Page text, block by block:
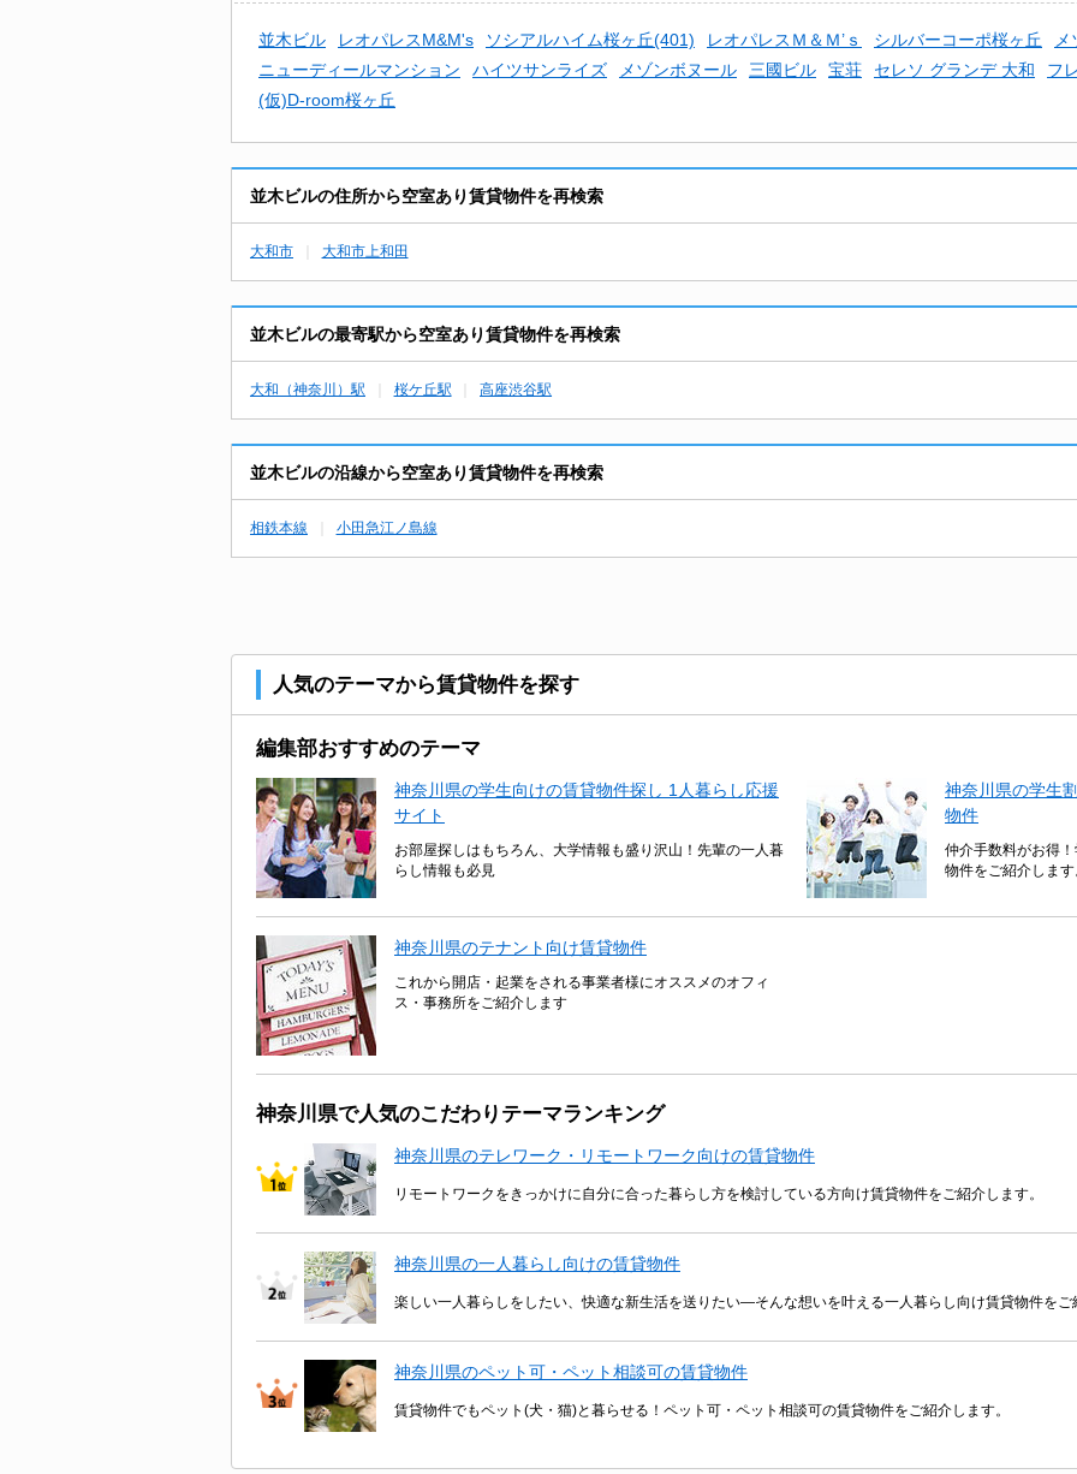
並木ビル レオパレスM&M's ソシアルハイム桜ヶ丘(401) レオパレスＭ＆Ｍ’ｓ シルバーコーポ桜ヶ丘
ニューディールマンション
ハイツサンライズ メゾンボヌール 三國ビル 宝荘 セレソ グランデ 大和
フ
(仮)D-room桜ヶ丘
並木ビルの住所から空室あり賃貸物件を再検索
大和市 大和市上和田
並木ビルの最寄駅から空室あり賃貸物件を再検索
大和（神奈川）駅 桜ケ丘駅 高座渋谷駅
並木ビルの沿線から空室あり賃貸物件を再検索
相鉄本線 小田急江ノ島線
人気のテーマから賃貸物件を探す
編集部おすすめのテーマ
神奈川県の学生向けの賃貸物件探し 1人暮らし応援
サイト
お部屋探しはもちろん、大学情報も盛り沢山！先輩の一人暮
らし情報も必見
神奈川県の学生
物件
仲介手数料がお得
物件をご紹介します
神奈川県のテナント向け賃貸物件
これから開店・起業をされる事業者様にオススメのオフィ
ス・事務所をご紹介します
神奈川県で人気のこだわりテーマランキング
神奈川県のテレワーク・リモートワーク向けの賃貸物件
リモートワークをきっかけに自分に合った暮らし方を検討している方向け賃貸物件をご紹介します。
神奈川県の一人暮らし向けの賃貸物件
楽しい一人暮らしをしたい、快適な新生活を送りたい―そんな想いを叶える一人暮らし向け賃貸物件をご
神奈川県のペット可・ペット相談可の賃貸物件
賃貸物件でもペット(犬・猫)と暮らせる！ペット可・ペット相談可の賃貸物件をご紹介します。